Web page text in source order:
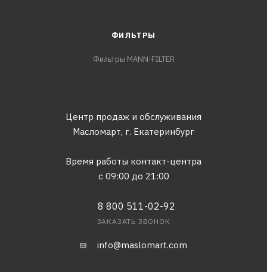
ФИЛЬТРЫ
Фильтры MANN-FILTER
Центр продаж и обслуживания
Масломарт, г. Екатеринбург
Время работы контакт-центра
с 09:00 до 21:00
8 800 511-02-92
ЗАКАЗАТЬ ЗВОНОК
info@maslomart.com